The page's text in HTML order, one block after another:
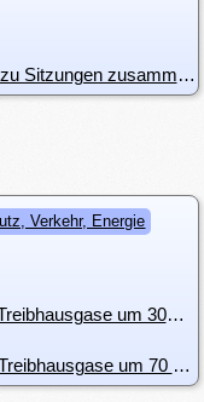
i7121: Der BV tritt zumindest monatlich zu Sitzungen zusammen.
Verkehr, Energie
i7119: Energiewende: Reduzierung der Treibhausgase um 30% bis 2025 und um 70 % bis 2030
i7120: Energiewende: Reduzierung der Treibhausgase um 70 % bis 2030